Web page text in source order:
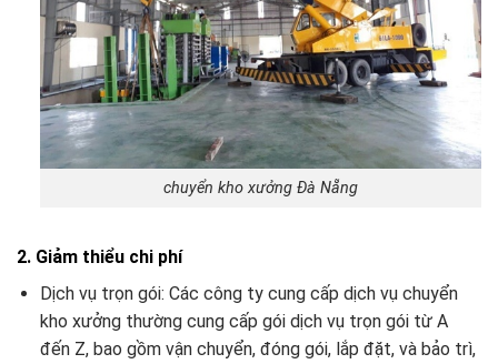
chuyển kho xưởng Đà Nẵng
2. Giảm thiểu chi phí
Dịch vụ trọn gói: Các công ty cung cấp dịch vụ chuyển
kho xưởng thường cung cấp gói dịch vụ trọn gói từ A
đến Z, bao gồm vận chuyển, đóng gói, lắp đặt, và bảo trì,